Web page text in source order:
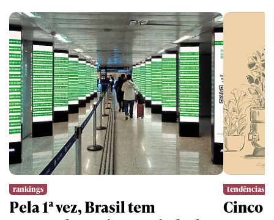
rankings
Pela 1ª vez, Brasil tem
tendências
Cinco